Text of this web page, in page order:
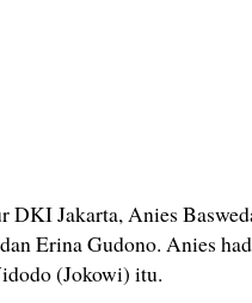
DKI Jakarta, Anies
Erina Gudono. Anies
(Jokowi) itu.